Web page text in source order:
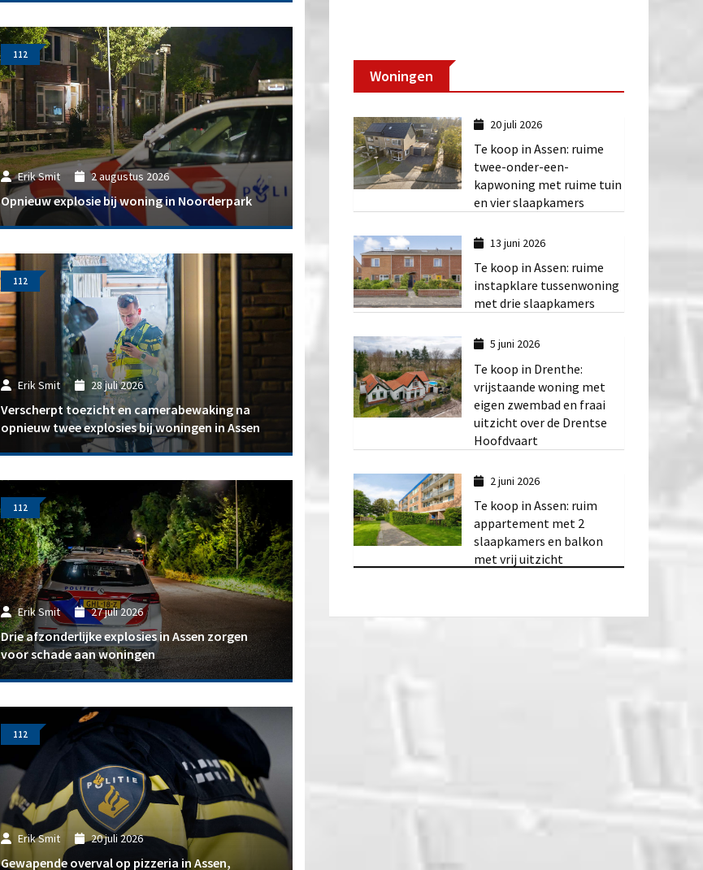
Erik Smit 2 augustus 2026
Opnieuw explosie bij woning in Noorderpark
112
Erik Smit 28 juli 2026
Verscherpt toezicht en camerabewaking na
opnieuw twee explosies bij woningen in Assen
112
Erik Smit 27 juli 2026
Drie afzonderlijke explosies in Assen zorgen
voor schade aan woningen
112
Erik Smit 20 juli 2026
Gewapende overval op pizzeria in Assen,
112
Woningen
20 juli 2026
Te koop in Assen: ruime
twee-onder-een-
kapwoning met ruime tuin
en vier slaapkamers
13 juni 2026
Te koop in Assen: ruime
instapklare tussenwoning
met drie slaapkamers
5 juni 2026
Te koop in Drenthe:
vrijstaande woning met
eigen zwembad en fraai
uitzicht over de Drentse
Hoofdvaart
2 juni 2026
Te koop in Assen: ruim
appartement met 2
slaapkamers en balkon
met vrij uitzicht